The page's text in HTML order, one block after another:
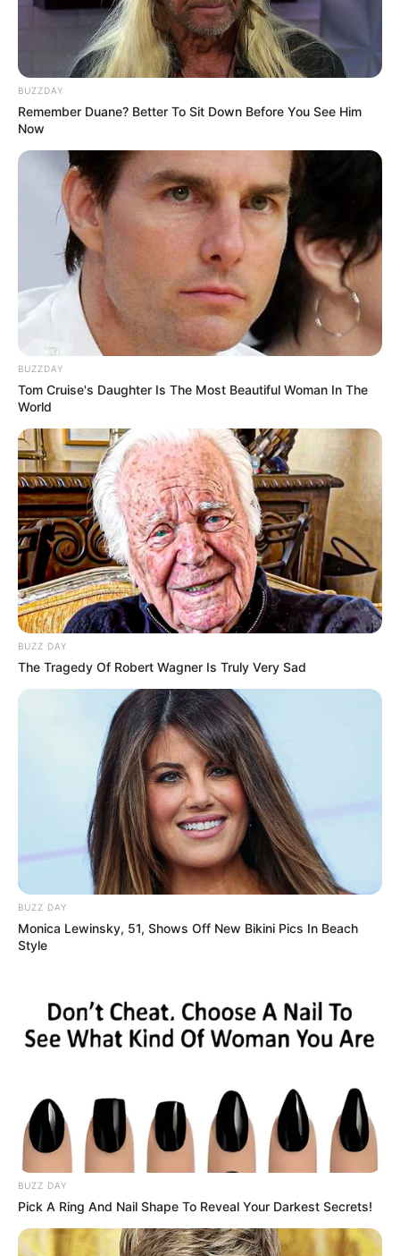
BUZZDAY
Remember Duane? Better To Sit Down Before You See Him
Now
BUZZDAY
Tom Cruise's Daughter Is The Most Beautiful Woman In The
World
BUZZ DAY
The Tragedy Of Robert Wagner Is Truly Very Sad
BUZZ DAY
Monica Lewinsky, 51, Shows Off New Bikini Pics In Beach
Style
BUZZ DAY
Pick A Ring And Nail Shape To Reveal Your Darkest Secrets!